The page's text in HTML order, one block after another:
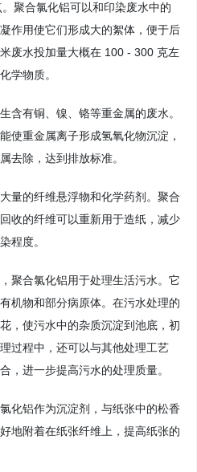
聚合氯化铝可以和印染废水中的
作用使它们形成大的絮体，便于后
废水投加量大概在 100 - 300 克左
学物质。
含有铜、镍、铬等重金属的废水。
使重金属离子形成氢氧化物沉淀，
去除，达到排放标准。
量的纤维悬浮物和化学药剂。聚合
收的纤维可以重新用于造纸，减少
程度。
聚合氯化铝用于处理生活污水。它
机物和部分病原体。在污水处理的
，使污水中的杂质沉淀到池底，初
过程中，还可以与其他处理工艺
，进一步提高污水的处理质量。
化铝作为沉淀剂，与纸张中的松香
地附着在纸张纤维上，提高纸张的